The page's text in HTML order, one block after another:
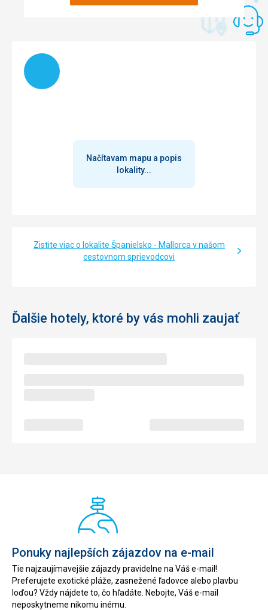
Načítam
Načítavam mapu a popis
lokality...
Zistite viac o lokalite Španielsko - Mallorca v našom
cestovnom sprievodcovi
Ďalšie hotely, ktoré by vás mohli zaujať
Ponuky najlepších zájazdov na e-mail
Tie najzaujímavejšie zájazdy pravidelne na Váš e-mail!
Preferujete exotické pláže, zasnežené ľadovce alebo plavbu
loďou? Vždy nájdete to, čo hľadáte. Nebojte, Váš e-mail
neposkytneme nikomu inému.